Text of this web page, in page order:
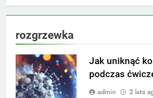
rozgrzewka
Jak uniknąć
podczas
admin 2 lata